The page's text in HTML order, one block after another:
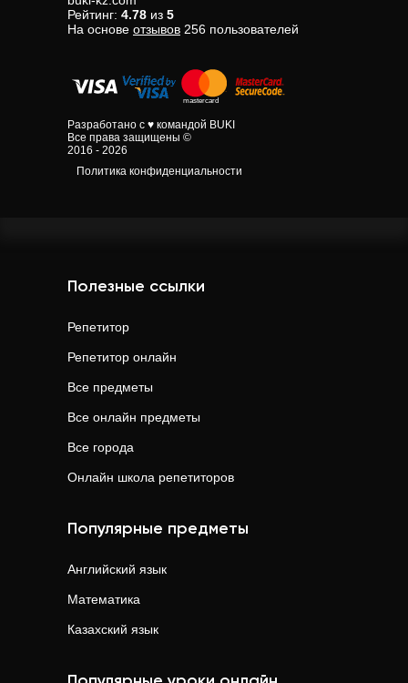
Рейтинг: 4.78 из 5
На основе отзывов 256 пользователей
Разработано с ♥ командой BUKI
Все права защищены ©
2016 - 2026
Политика конфиденциальности
Полезные ссылки
Репетитор
Репетитор онлайн
Все предметы
Все онлайн предметы
Все города
Онлайн школа репетиторов
Популярные предметы
Английский язык
Математика
Казахский язык